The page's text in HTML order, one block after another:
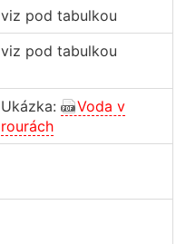
viz pod tabulkou
viz pod tabulkou
Ukázka:
Voda v
rourách